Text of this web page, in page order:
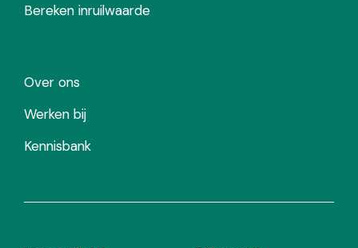
Bereken inruilwaarde
Over ons
Werken bij
Kennisbank